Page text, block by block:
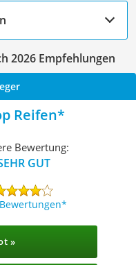
2026 Empfehlungen
Reifen
Bewertung:
GUT
»